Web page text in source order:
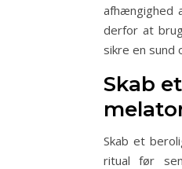
afhængighed
derfor at
sikre en
Skab
Skab et
ritual før